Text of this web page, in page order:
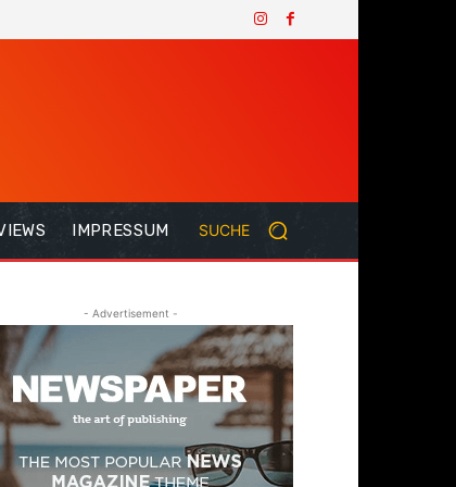
IMPRESSUM SUCHE
- Advertisement -